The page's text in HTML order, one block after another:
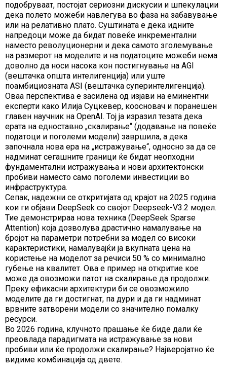
подобруваат, постојат сериозни дискусии и шпекулации
дека полето можеби навлегува во фаза на забавување
или на релативно плато. Суштината е дека идните
напредоци може да бидат повеќе инкрементални
наместо револуционерни и дека самото зголемување
на размерот на моделите и на податоците можеби нема
доволно да носи насока кон постигнување на AGI
(вештачка општа интелигенција) или уште
поамбициозната ASI (вештачка суперинтелигенција).
Оваа перспектива е засилена од изјави на еминентни
експерти како Илија Суцкевер, коосновач и поранешен
главен научник на OpenAI. Тој ја изразил тезата дека
ерата на едноставно „скалирање“ (додавање на повеќе
податоци и поголеми модели) завршила, а дека
започнала нова ера на „истражување“, односно за да се
надминат сегашните граници ќе бидат неопходни
фундаментални истражувања и нови архитектонски
пробиви наместо само поголеми инвестиции во
инфраструктура.
Сепак, надежни се откритијата од крајот на 2025 година
кои ги објави DeepSeek со својот Deepseek-V3.2 модел.
Тие демонстрираа нова техника (DeepSeek Sparse
Attention) која дозволува драстично намалување на
бројот на параметри потребни за модел со високи
карактеристики, намалувајќи ја вкупната цена на
користење на моделот за речиси 50 % со минимално
губење на квалитет. Ова е пример на откритие кое
може да овозможи патот на скалирање да продолжи.
Преку ефикасни архитектури би се овозможило
моделите да ги достигнат, па дури и да ги надминат
врвните затворени модели со значително помалку
ресурси.
Во 2026 година, клучното прашање ќе биде дали ќе
преовлада парадигмата на истражување за нови
пробиви или ќе продолжи скалирање? Најверојатно ќе
видиме комбинација од двете.